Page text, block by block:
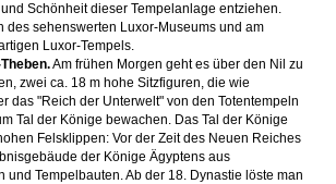
Schönheit dieser Tempelanlage entziehen.
des sehenswerten Luxor-Museums und am
Luxor-Tempels.
Am frühen Morgen geht es über den Nil zu
zwei ca. 18 m hohe Sitzfiguren, die wie
das "Reich der Unterwelt" von den Totentempeln
Tal der Könige bewachen. Das Tal der Könige
Felsklippen: Vor der Zeit des Neuen Reiches
der Könige Ägyptens aus
und Tempelbauten. Ab der 18. Dynastie löste man